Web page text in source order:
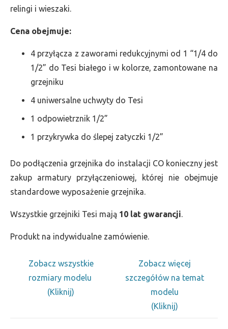
relingi i wieszaki.
Cena obejmuje:
4 przyłącza z zaworami redukcyjnymi od 1 “1/4 do
1/2” do Tesi białego i w kolorze, zamontowane na
grzejniku
4 uniwersalne uchwyty do Tesi
1 odpowietrznik 1/2”
1 przykrywka do ślepej zatyczki 1/2”
Do podłączenia grzejnika do instalacji CO konieczny jest
zakup armatury przyłączeniowej, której nie obejmuje
standardowe wyposażenie grzejnika.
Wszystkie grzejniki Tesi mają 10 lat gwarancji.
Produkt na indywidualne zamówienie.
Zobacz wszystkie
rozmiary modelu
(Kliknij)
Zobacz więcej
szczegółów na temat
modelu
(Kliknij)